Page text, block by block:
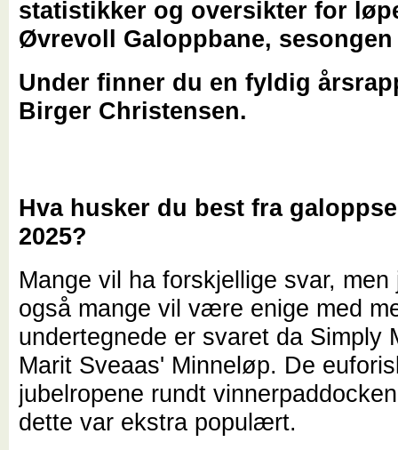
statistikker og oversikter for
Øvrevoll Galoppbane, sesongen
Under finner du en fyldig
Birger Christensen.
Hva husker du best fra
2025?
Mange vil ha forskjellige svar,
også mange vil være enige med
undertegnede er svaret da Simply
Marit Sveaas' Minneløp. De
jubelropene rundt
dette var ekstra populært.